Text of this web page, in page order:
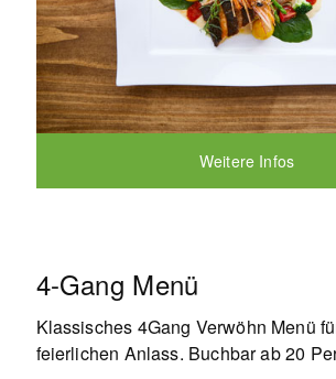
Weitere Infos
4-Gang Menü
Klassisches 4Gang Verwöhn Menü
feierlichen Anlass. Buchbar ab 20